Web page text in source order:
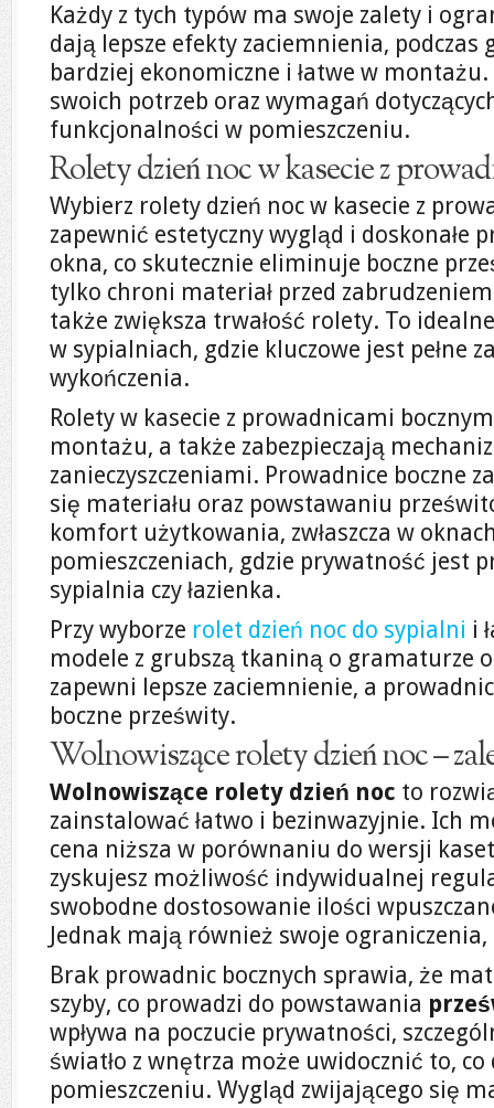
Każdy z tych typów ma swoje zalety i
dają lepsze efekty zaciemnienia, podczas
bardziej ekonomiczne i łatwe w
swoich potrzeb oraz wymagań
funkcjonalności w pomieszczeniu.
Rolety dzień noc w kasecie z
Wybierz rolety dzień noc w kasecie z
zapewnić estetyczny wygląd i doskonałe
okna, co skutecznie eliminuje boczne
tylko chroni materiał przed
także zwiększa trwałość rolety. To
w sypialniach, gdzie kluczowe jest pełne
wykończenia.
Rolety w kasecie z prowadnicami
montażu, a także zabezpieczają
zanieczyszczeniami. Prowadnice boczne
się materiału oraz powstawaniu
komfort użytkowania, zwłaszcza w
pomieszczeniach, gdzie prywatność jest
sypialnia czy łazienka.
Przy wyborze rolet dzień noc do sypialni i
modele z grubszą tkaniną o gramaturze
zapewni lepsze zaciemnienie, a
boczne prześwity.
Wolnowiszące rolety dzień noc –
Wolnowiszące rolety dzień noc to
zainstalować łatwo i bezinwazyjnie. Ich
cena niższa w porównaniu do wersji
zyskujesz możliwość indywidualnej
swobodne dostosowanie ilości
Jednak mają również swoje
Brak prowadnic bocznych sprawia, że
szyby, co prowadzi do powstawania
wpływa na poczucie prywatności,
światło z wnętrza może uwidocznić to, co
pomieszczeniu. Wygląd zwijającego się